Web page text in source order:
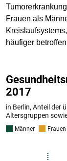
Frauen als
häufiger